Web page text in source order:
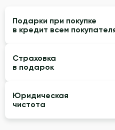
Подарки при покупке
в кредит всем
Страховка
в подарок
Юридическая
чистота